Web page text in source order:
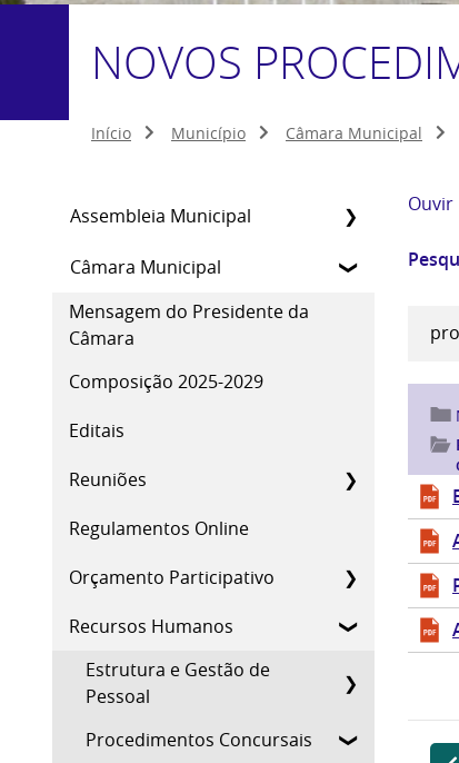
NOVOS
Início Município Câmara Municipal
Assembleia Municipal
Câmara Municipal
Mensagem do Presidente da
Câmara
Composição 2025-2029
Editais
Reuniões
Regulamentos Online
Orçamento Participativo
Recursos Humanos
Estrutura e Gestão de
Pessoal
Procedimentos Concursais
Ouvir